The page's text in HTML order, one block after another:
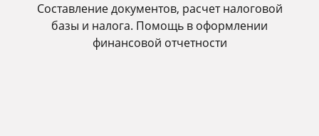
Составление документов, расчет налоговой
базы и налога. Помощь в оформлении
финансовой отчетности